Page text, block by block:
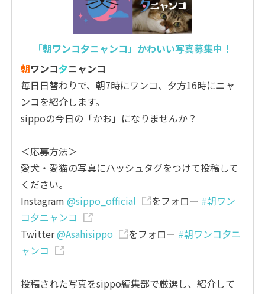
「朝ワンコ夕ニャンコ」かわいい写真募集中！
朝ワンコ夕ニャンコ
毎日日替わりで、朝7時にワンコ、夕方16時にニャ
ンコを紹介します。
sippoの今日の「かお」になりませんか？
＜応募方法＞
愛犬・愛猫の写真にハッシュタグをつけて投稿して
ください。
Instagram@sippo_official をフォロー #朝ワン
コ夕ニャンコ
Twitter@Asahisippo をフォロー #朝ワンコ夕ニ
ャンコ
投稿された写真をsippo編集部で厳選し、紹介して